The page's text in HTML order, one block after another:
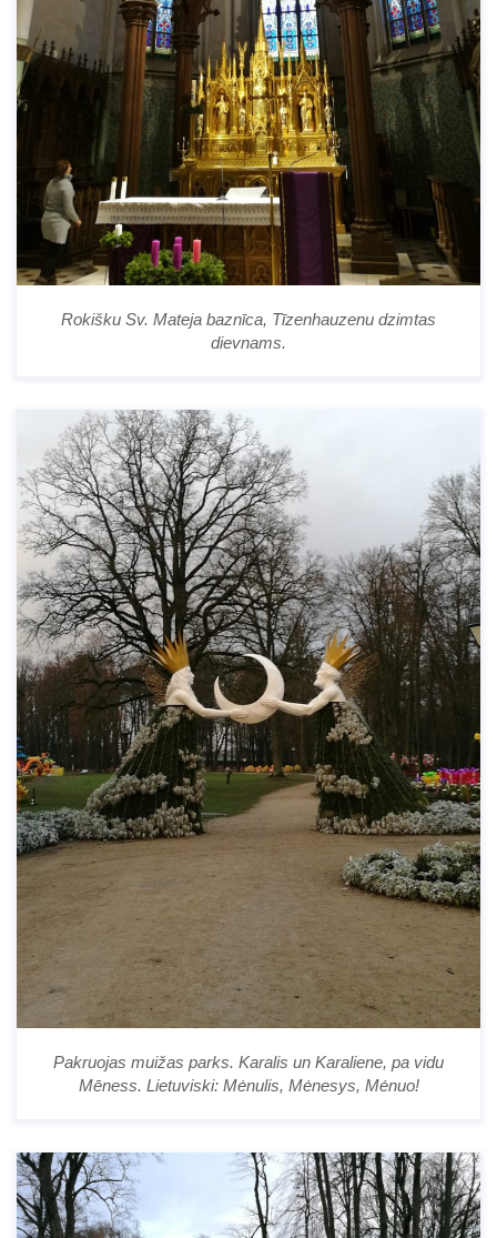
Rokišku Sv. Mateja baznīca, Tīzenhauzenu dzimtas
dievnams.
Pakruojas muižas parks. Karalis un Karaliene, pa vidu
Mēness. Lietuviski: Mėnulis, Mėnesys, Mėnuo!